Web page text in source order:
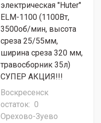
электрическая "Huter"
ELM-1100 (1100Вт,
3500об/мин, высота
среза 25/55мм,
ширина среза 320 мм,
травосборник 35л)
СУПЕР АКЦИЯ!!!
Воскресенск
остаток: 0
Орехово-Зуево